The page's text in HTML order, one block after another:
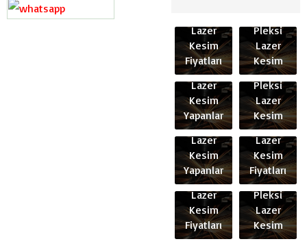
Lazer
Kesim
Fiyatları
Pleksi
Lazer
Kesim
Maltepe
Altayçeşme
Mahallesinde
Lazer
Kesim
Yapanlar
Maltepe
Aydınevler
Mahallesi
Pleksi
Lazer
Kesim
Maltepe
Girne
Mahallesinde
Lazer
Kesim
Yapanlar
Maltepe
Yalı
Mahallesi
Pleksi
Lazer
Kesim
Fiyatları
Maltepe
Girne
Mahallesi
Pleksi
Lazer
Kesim
Fiyatları
Maltepe
Küçükyalı
Mahallesi
Ucuz
Pleksi
Lazer
Kesim